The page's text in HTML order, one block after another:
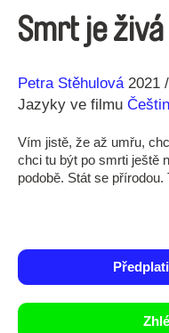
Smrt je živá
Režie
Petra Stěhulová
Rok 2021
Jazyky ve filmu
Vím jistě, že až umřu,
chci tu být po smrti ještě
podobě. Stát se